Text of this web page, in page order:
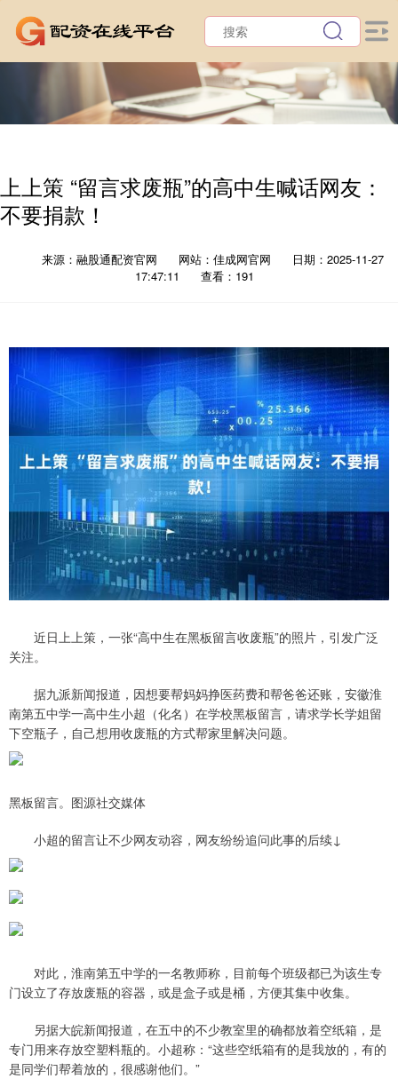
上上策 “留言求废瓶”的高中生喊话网友：
不要捐款！
来源：融股通配资官网 网站：佳成网官网
日期：2025-11-27
17:47:11
查看：191
近日上上策，一张“高中生在黑板留言收废瓶”的照片，引发广泛
关注。
据九派新闻报道，因想要帮妈妈挣医药费和帮爸爸还账，安徽淮
南第五中学一高中生小超（化名）在学校黑板留言，请求学长学姐留
下空瓶子，自己想用收废瓶的方式帮家里解决问题。
黑板留言。图源社交媒体
小超的留言让不少网友动容，网友纷纷追问此事的后续↓
对此，淮南第五中学的一名教师称，目前每个班级都已为该生专
门设立了存放废瓶的容器，或是盒子或是桶，方便其集中收集。
另据大皖新闻报道，在五中的不少教室里的确都放着空纸箱，是
专门用来存放空塑料瓶的。小超称：“这些空纸箱有的是我放的，有的
是同学们帮着放的，很感谢他们。”